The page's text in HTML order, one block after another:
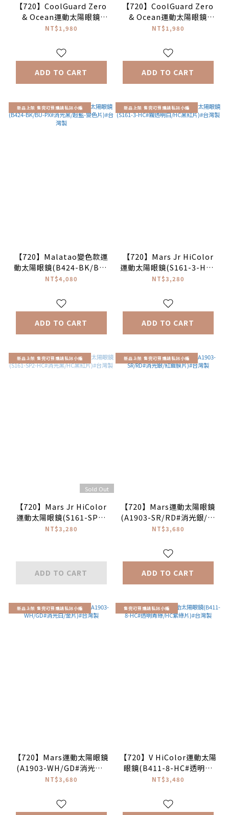
【720】CoolGuard Zero
& Ocean運動太陽眼鏡
(S189R-BK/GN-PL#消光
NT$1,980
ADD TO CART
【720】CoolGuard Zero
& Ocean運動太陽眼鏡
(S189R-BK/BN-PL#消光
NT$1,980
ADD TO CART
新品上架 售完可預購請私訊小編
【720】Malatao變色款運
動太陽眼鏡(B424-BK/BU-
PX#消光黑/超藍-變色片)#
NT$4,080
ADD TO CART
新品上架 售完可預購請私訊小編
【720】Mars Jr HiColor
運動太陽眼鏡(S161-3-HC#
霧透明白/HC黑紅片)#台灣
NT$3,280
ADD TO CART
新品上架 售完可預購請私訊小編
Sold Out
【720】Mars Jr HiColor
運動太陽眼鏡(S161-SP2-
HC#消光黑/HC黑紅片)#台
NT$3,280
ADD TO CART
新品上架 售完可預購請私訊小編
【720】Mars運動太陽眼鏡
(A1903-SR/RD#消光銀/紅
鍍膜片)#台灣製
NT$3,680
ADD TO CART
新品上架 售完可預購請私訊小編
【720】Mars運動太陽眼鏡
(A1903-WH/GD#消光白/
金片)#台灣製
NT$3,680
售完可預購請私訊小編
【720】V HiColor運動太陽
眼鏡(B411-8-HC#透明青
綠/HC紫綠片)#台灣製
NT$3,480